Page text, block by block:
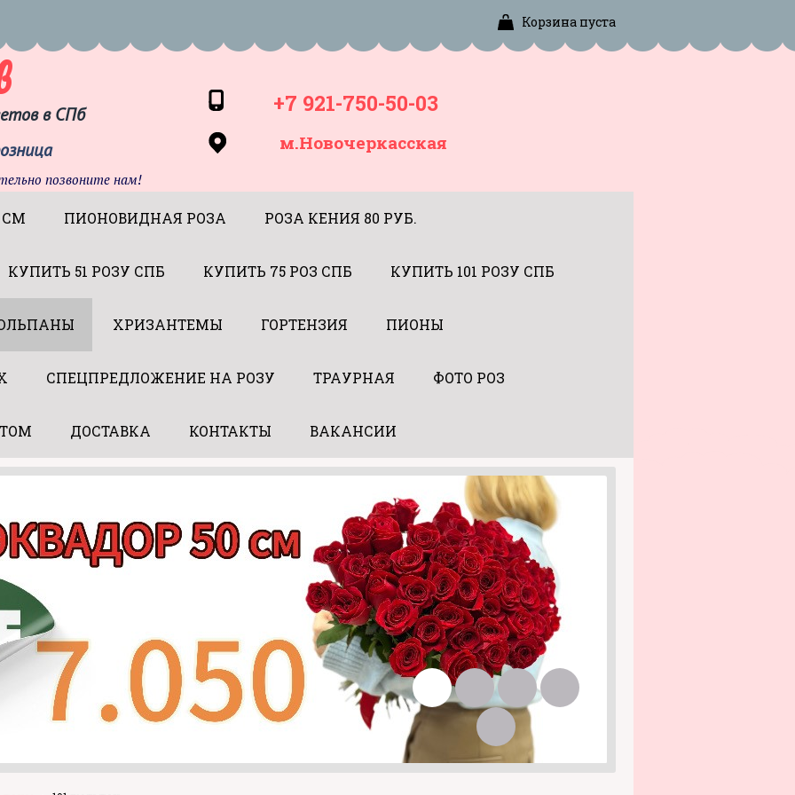
Корзина пуста
в СПб
позвоните нам!
+7 921-750-50-03
м.Новочеркасская
СМ ПИОНОВИДНАЯ РОЗА РОЗА КЕНИЯ 80 РУБ.
КУПИТЬ 51 РОЗУ СПБ КУПИТЬ 75 РОЗ СПБ КУПИТЬ 101 РОЗУ СПБ
ХРИЗАНТЕМЫ ГОРТЕНЗИЯ ПИОНЫ
СПЕЦПРЕДЛОЖЕНИЕ НА РОЗУ ТРАУРНАЯ ФОТО РОЗ
ДОСТАВКА КОНТАКТЫ ВАКАНСИИ